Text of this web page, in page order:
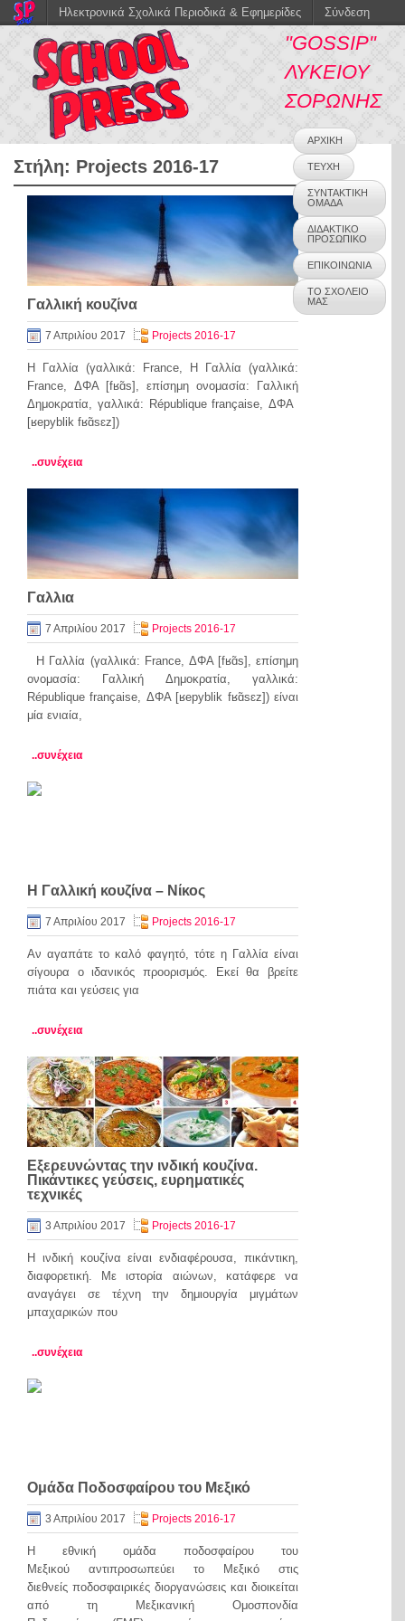
"GOSSIP"
ΛΥΚΕΙΟΥ
ΣΟΡΩΝΗΣ
ΑΡΧΙΚΗ
ΤΕΥΧΗ
ΣΥΝΤΑΚΤΙΚΗ
ΟΜΑΔΑ
ΔΙΔΑΚΤΙΚΟ
ΠΡΟΣΩΠΙΚΟ
ΕΠΙΚΟΙΝΩΝΙΑ
ΤΟ ΣΧΟΛΕΙΟ
ΜΑΣ
Στήλη: Projects 2016-17
Γαλλική κουζίνα
7 Απριλίου 2017 Projects 2016-17
Η Γαλλία (γαλλικά: France, Η Γαλλία (γαλλικά:
France, ΔΦΑ [fʁɑ̃s], επίσημη ονομασία: Γαλλική
Δημοκρατία, γαλλικά: République française, ΔΦΑ ​
[ʁepyblik fʁɑ̃sɛz])
..συνέχεια
Γαλλια
7 Απριλίου 2017 Projects 2016-17
Η Γαλλία (γαλλικά: France, ΔΦΑ [fʁɑ̃s], επίσημη
ονομασία: Γαλλική Δημοκρατία, γαλλικά:
République française, ΔΦΑ ​[ʁepyblik fʁɑ̃sɛz]) είναι
μία ενιαία,
..συνέχεια
Η Γαλλική κουζίνα – Νίκος
7 Απριλίου 2017 Projects 2016-17
Αν αγαπάτε το καλό φαγητό, τότε η Γαλλία είναι
σίγουρα ο ιδανικός προορισμός. Εκεί θα βρείτε
πιάτα και γεύσεις για
..συνέχεια
Εξερευνώντας την ινδική κουζίνα.
Πικάντικες γεύσεις, ευρηματικές
τεχνικές
3 Απριλίου 2017 Projects 2016-17
Η ινδική κουζίνα είναι ενδιαφέρουσα, πικάντικη,
διαφορετική. Με ιστορία αιώνων, κατάφερε να
αναγάγει σε τέχνη την δημιουργία μιγμάτων
μπαχαρικών που
..συνέχεια
Ομάδα Ποδοσφαίρου του Μεξικό
3 Απριλίου 2017 Projects 2016-17
H εθνική ομάδα ποδοσφαίρου του
Μεξικού αντιπροσωπεύει το Μεξικό στις
διεθνείς ποδοσφαιρικές διοργανώσεις και διοικείται
από τη Μεξικανική Ομοσπονδία
Ηλεκτρονικά Σχολικά Περιοδικά & Εφημερίδες Σύνδεση